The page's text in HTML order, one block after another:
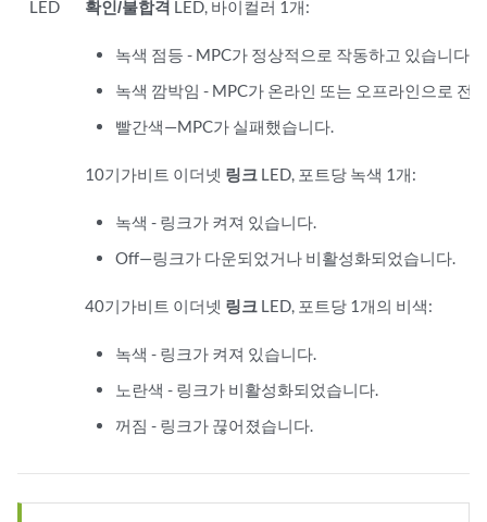
LED 확인/불합격 LED, 바이컬러 1개:
녹색 점등 - MPC가 정상적으로 작동하고 있습니다.
녹색 깜박임 - MPC가 온라인 또는 오프라인으로 전
빨간색—MPC가 실패했습니다.
10기가비트 이더넷 링크 LED, 포트당 녹색 1개:
녹색 - 링크가 켜져 있습니다.
Off—링크가 다운되었거나 비활성화되었습니다.
40기가비트 이더넷 링크 LED, 포트당 1개의 비색:
녹색 - 링크가 켜져 있습니다.
노란색 - 링크가 비활성화되었습니다.
꺼짐 - 링크가 끊어졌습니다.